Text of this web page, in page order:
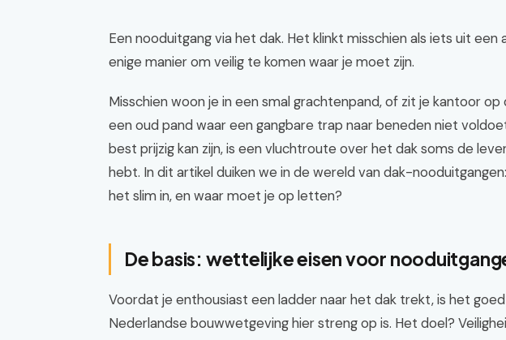
Een nooduitgang via het dak. Het klinkt misschien als iets uit
enige manier om veilig te komen waar je moet zijn.
Misschien woon je in een smal grachtenpand, of zit je kantoor
een oud pand waar een gangbare trap naar beneden niet
best prijzig kan zijn, is een vluchtroute over het dak soms de
hebt. In dit artikel duiken we in de wereld van dak-
het slim in, en waar moet je op letten?
De basis: wettelijke eisen voor
Voordat je enthousiast een ladder naar het dak trekt, is het
Nederlandse bouwwetgeving hier streng op is. Het doel?